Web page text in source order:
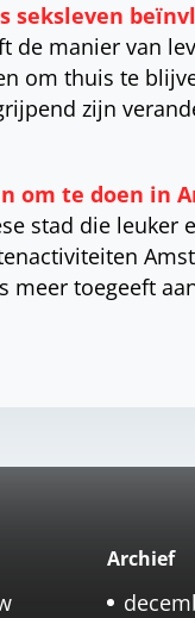
seksleven
de manier van
om thuis te
zijn
om te doen in
stad die leuker
meer toegeeft
Archief